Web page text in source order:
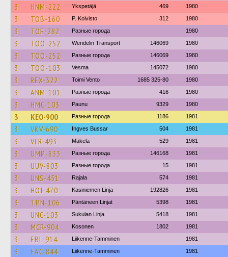
3 HNM-222 Ykspetäjä 469 1980
3 TOB-160 P. Koivisto 312 1980
3 TOE-282 Разные города 1980
3 TOO-252 Wendelin Transport 146069 1980
3 TOO-252 Разные города 146069 1980
3 TOO-103 Vesma 145072 1980
3 REX-322 Toimi Vento 1685 325-80 1980
3 ANM-101 Разные города 416 1980
3 HMC-103 Paunu 9329 1980
3 KEO-900 Разные города 1186 1981
3 VKV-690 Ingves Bussar 504 1981
3 VLR-493 Mäkela 529 1981
3 UMP-833 Разные города 146168 1981
3 UUV-803 Разные города 15 1981
3 UNS-451 Rajala 574 1981
3 HOJ-470 Kasiniemen Linja 192826 1981
3 TPN-106 Päntäneen Linjat 5398 1981
3 UNC-103 Sukulan Linja 5418 1981
3 MCR-904 Kosonen 1802 1981
3 EBL-914 Liikenne-Tamminen 1981
3 EAC-844 Liikenne-Tamminen 1981